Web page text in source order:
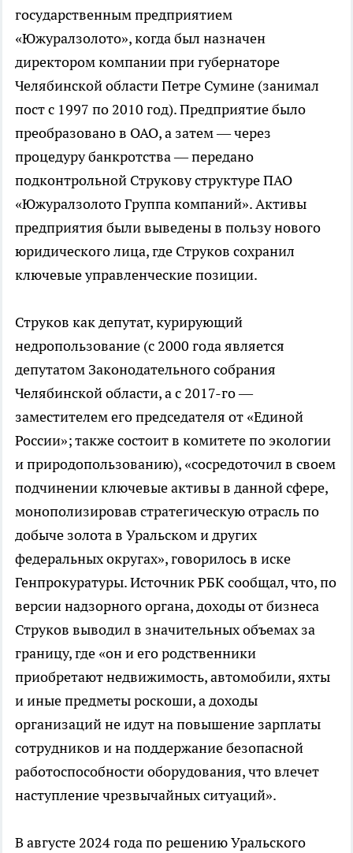
государственным предприятием
«Южуралзолото», когда был назначен
директором компании при губернаторе
Челябинской области Петре Сумине (занимал
пост с 1997 по 2010 год). Предприятие было
преобразовано в ОАО, а затем — через
процедуру банкротства — передано
подконтрольной Струкову структуре ПАО
«Южуралзолото Группа компаний». Активы
предприятия были выведены в пользу нового
юридического лица, где Струков сохранил
ключевые управленческие позиции.
Струков как депутат, курирующий
недропользование (с 2000 года является
депутатом Законодательного собрания
Челябинской области, а с 2017-го —
заместителем его председателя от «Единой
России»; также состоит в комитете по экологии
и природопользованию), «сосредоточил в своем
подчинении ключевые активы в данной сфере,
монополизировав стратегическую отрасль по
добыче золота в Уральском и других
федеральных округах», говорилось в иске
Генпрокуратуры. Источник РБК сообщал, что, по
версии надзорного органа, доходы от бизнеса
Струков выводил в значительных объемах за
границу, где «он и его родственники
приобретают недвижимость, автомобили, яхты
и иные предметы роскоши, а доходы
организаций не идут на повышение зарплаты
сотрудников и на поддержание безопасной
работоспособности оборудования, что влечет
наступление чрезвычайных ситуаций».
В августе 2024 года по решению Уральского